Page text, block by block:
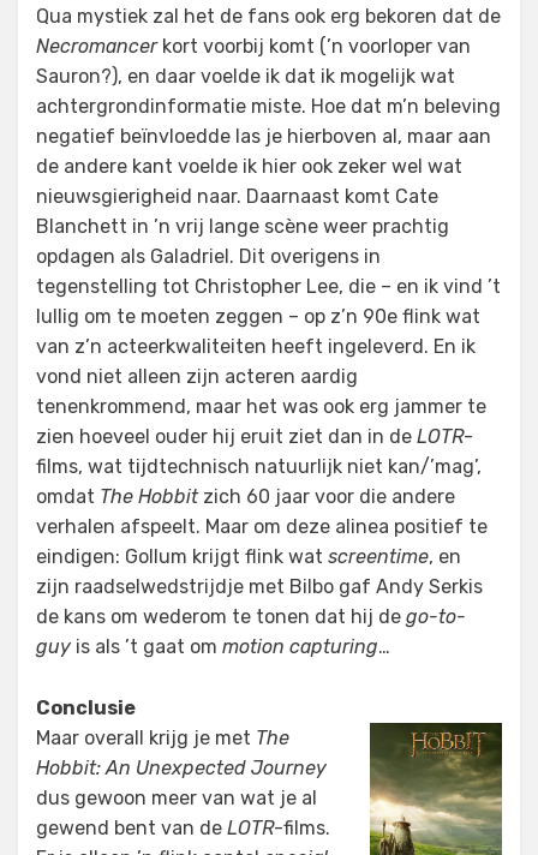
Qua mystiek zal het de fans ook erg bekoren dat de
Necromancerkort voorbij komt (’n voorloper van
Sauron?), en daar voelde ik dat ik mogelijk wat
achtergrondinformatie miste. Hoe dat m’n beleving
negatief beïnvloedde las je hierboven al, maar aan
de andere kant voelde ik hier ook zeker wel wat
nieuwsgierigheid naar. Daarnaast komt Cate
Blanchett in ’n vrij lange scène weer prachtig
opdagen als Galadriel. Dit overigens in
tegenstelling tot Christopher Lee, die – en ik vind ’t
lullig om te moeten zeggen – op z’n 90e flink wat
van z’n acteerkwaliteiten heeft ingeleverd. En ik
vond niet alleen zijn acteren aardig
tenenkrommend, maar het was ook erg jammer te
zien hoeveel ouder hij eruit ziet dan in de LOTR-
films, wat tijdtechnisch natuurlijk niet kan/’mag’,
omdat The Hobbitzich 60 jaar voor die andere
verhalen afspeelt. Maar om deze alinea positief te
eindigen: Gollum krijgt flink wat screentime, en
zijn raadselwedstrijdje met Bilbo gaf Andy Serkis
de kans om wederom te tonen dat hij de go-to-
guy is als ’t gaat om motion capturing…
Conclusie
Maar overall krijg je met The
Hobbit: An Unexpected Journey
dus gewoon meer van wat je al
gewend bent van de LOTR-films.